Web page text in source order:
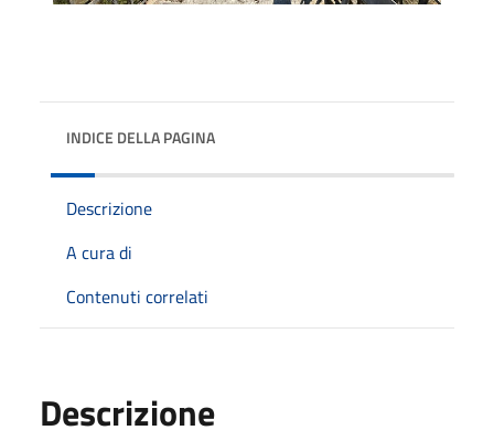
INDICE DELLA PAGINA
Descrizione
A cura di
Contenuti correlati
Descrizione